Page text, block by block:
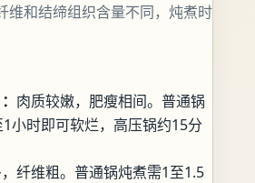
维和结缔组织含量不同，炖煮时
肉质较嫩，肥瘦相间。普通锅
小时即可软烂，高压锅约15分
纤维粗。普通锅炖煮需1至1.5